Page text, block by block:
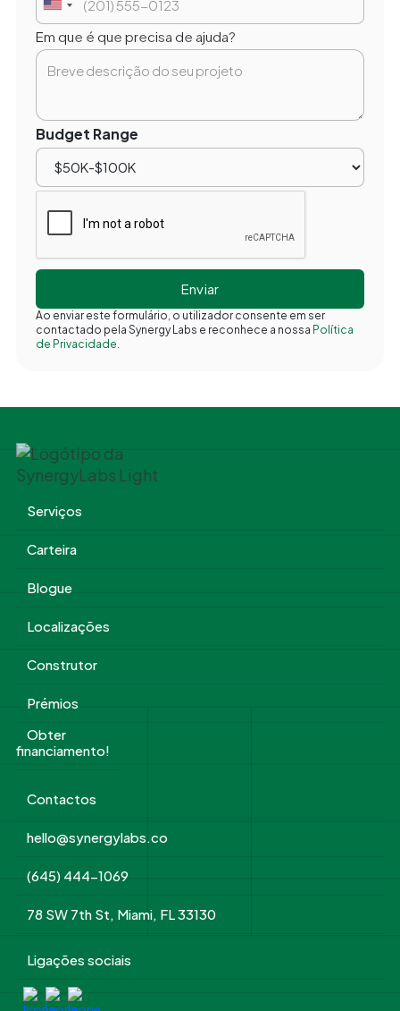
Em que é que precisa de ajuda?
Budget Range
Ao enviar este formulário, o utilizador consente em ser
contactado pela Synergy Labs e reconhece a nossa Política
de Privacidade.
Serviços
Carteira
Blogue
Localizações
Construtor
Prémios
Obter
financiamento!
Contactos
hello@synergylabs.co
(645) 444-1069
78 SW 7th St, Miami, FL 33130
Ligações sociais